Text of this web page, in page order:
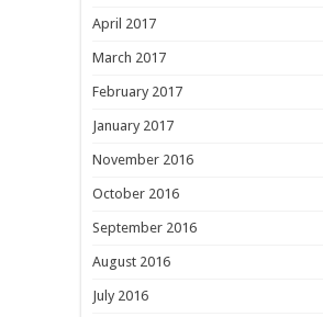
April 2017
March 2017
February 2017
January 2017
November 2016
October 2016
September 2016
August 2016
July 2016